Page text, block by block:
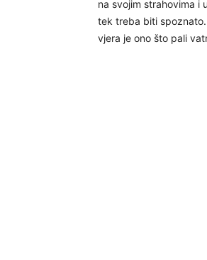
na svojim strahovima i
tek treba biti
vjera je ono što pali